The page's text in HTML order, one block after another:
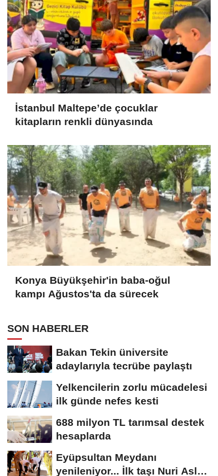
İstanbul Maltepe’de çocuklar
kitapların renkli dünyasında
Konya Büyükşehir'in baba-oğul
kampı Ağustos'ta da sürecek
SON HABERLER
Bakan Tekin üniversite
adaylarıyla tecrübe paylaştı
Yelkencilerin zorlu mücadelesi
ilk günde nefes kesti
688 milyon TL tarımsal destek
hesaplarda
Eyüpsultan Meydanı
yenileniyor... İlk taşı Nuri Aslan